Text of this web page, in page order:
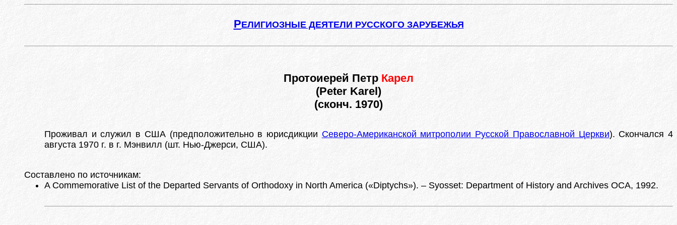
РЕЛИГИОЗНЫЕ ДЕЯТЕЛИ РУССКОГО ЗАРУБЕЖЬЯ
Протоиерей Петр Карел
(Peter Karel)
(сконч. 1970)
Проживал и служил в США (предположительно в юрисдикции Северо-Американской митрополии Русской Православной Церкви). Скончался 4
августа 1970 г. в г. Мэнвилл (шт. Нью-Джерси, США).
Составлено по источникам:
A Commemorative List of the Departed Servants of Orthodoxy in North America («Diptychs»). – Syosset: Department of History and Archives OCA, 1992.